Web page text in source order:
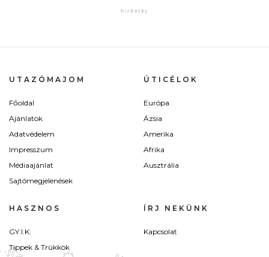
UTAZÓMAJOM
Főoldal
Ajánlatok
Adatvédelem
Impresszum
Médiaajánlat
Sajtómegjelenések
ÚTICÉLOK
Európa
Ázsia
Amerika
Afrika
Ausztrália
HASZNOS
GY.I.K.
Tippek & Trükkök
ÍRJ NEKÜNK
Kapcsolat